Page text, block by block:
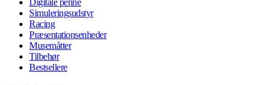
Simuleringsudstyr
Racing
Præsentationsenheder
Musemåtter
Tilbehør
Bestsellere